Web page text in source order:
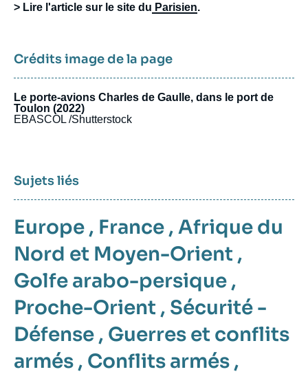
> Lire l'article sur le site du Parisien.
Crédits image de la page
Le porte-avions Charles de Gaulle, dans le port de
Toulon (2022)
EBASCOL /Shutterstock
Sujets liés
Europe , France , Afrique du
Nord et Moyen-Orient ,
Golfe arabo-persique ,
Proche-Orient , Sécurité -
Défense , Guerres et conflits
armés , Conflits armés ,